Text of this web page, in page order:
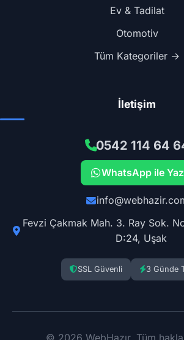
Ev & Tadilat
Otomotiv
Tüm Kategoriler →
İletişim
0542 114 64
WhatsApp ile Yaz
Fevzi Çakmak Mah. 3. Ray Sok.
D:24, Uşak
SSL Güvenli 3 Günde
© 2026 WebHazır. Tüm